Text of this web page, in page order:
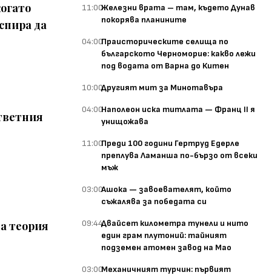
да
теория
11:00Железни врата – там, където Дунав
покорява планините
04:00Праисторическите селища по
българското Черноморие: какво лежи
под водата от Варна до Китен
10:00Другият мит за Минотавъра
04:00Наполеон иска титлата — Франц II я
унищожава
11:00Преди 100 години Гертруд Едерле
преплува Ламанша по-бързо от всеки
мъж
03:00Ашока — завоевателят, който
съжалява за победата си
09:44Двайсет километра тунели и нито
един грам плутоний: тайният
подземен атомен завод на Мао
03:00Механичният турчин: първият